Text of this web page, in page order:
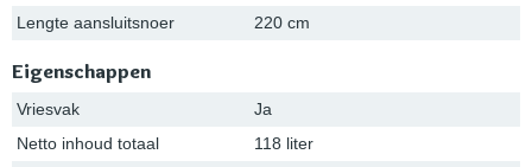
Lengte aansluitsnoer
220 cm
Eigenschappen
Vriesvak
Ja
Netto inhoud totaal
118 liter